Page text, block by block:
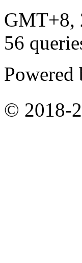
GMT+8,
56
Powered
© 2018-